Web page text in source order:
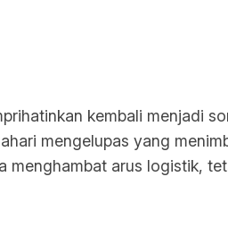
kembali menjadi
mengelupas yang
menghambat arus logistik,